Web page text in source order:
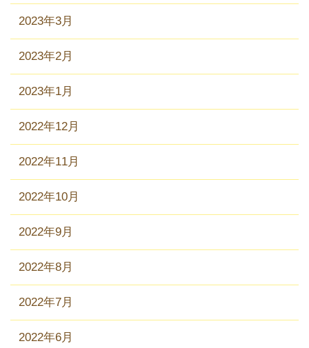
2023年3月
2023年2月
2023年1月
2022年12月
2022年11月
2022年10月
2022年9月
2022年8月
2022年7月
2022年6月